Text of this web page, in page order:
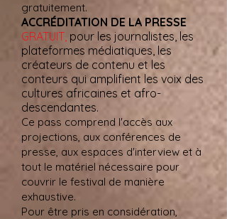
gratuitement.
ACCRÉDITATION DE LA PRESSE
GRATUIT, pour les journalistes, les
plateformes médiatiques, les
créateurs de contenu et les
conteurs qui amplifient les voix des
cultures africaines et afro-
descendantes.
Ce pass comprend l'accès aux
projections, aux conférences de
presse, aux espaces d'interview et à
tout le matériel nécessaire pour
couvrir le festival de manière
exhaustive.
Pour être pris en considération,